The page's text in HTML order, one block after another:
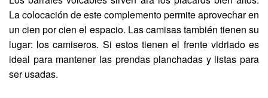
La colocación de este complemento permite aprovechar en
un cien por cien el espacio. Las camisas también tienen su
lugar: los camiseros. Si estos tienen el frente vidriado es
ideal para mantener las prendas planchadas y listas para
ser usadas.